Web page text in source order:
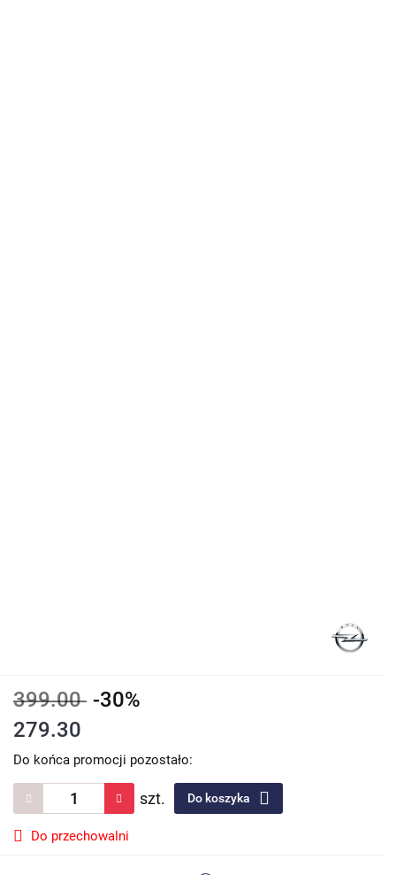
399.00 -30%
279.30
Do końca promocji pozostało:
szt. Do koszyka
Do przechowalni